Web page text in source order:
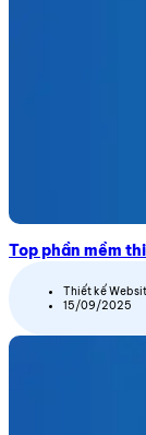
Top phần mềm
Thiết kế
15/09/2025